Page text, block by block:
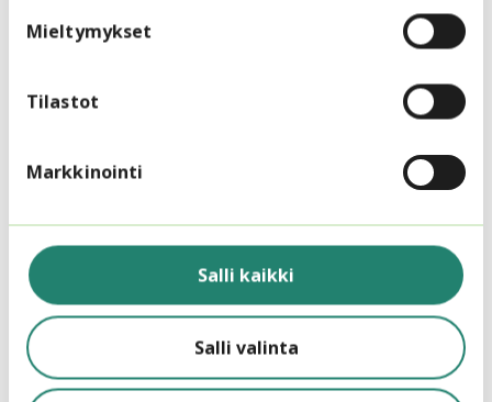
Mieltymykset
Tilastot
Markkinointi
Salli kaikki
Salli valinta
15.6.2026 Siviksen äänellä
Kuka pääsee mukaan?